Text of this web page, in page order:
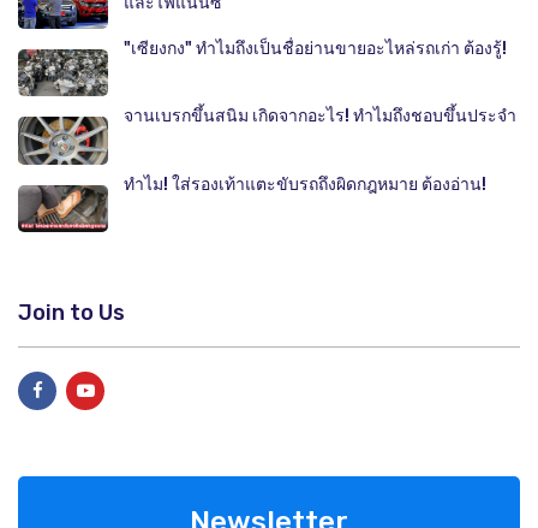
"เซียงกง" ทำไมถึงเป็นชื่อย่านขายอะไหล่รถเก่า ต้องรู้!
จานเบรกขึ้นสนิม เกิดจากอะไร! ทำไมถึงชอบขึ้นประจำ
ทำไม! ใส่รองเท้าแตะขับรถถึงผิดกฎหมาย ต้องอ่าน!
Join to Us